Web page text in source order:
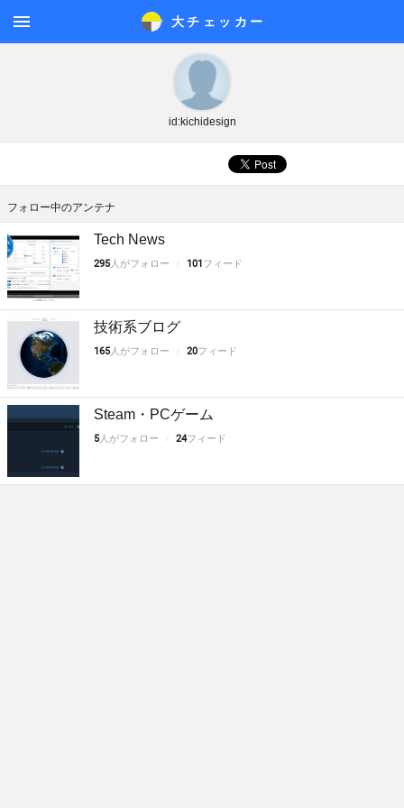
大チェッカ ー
メニ
id:kichidesign
フォロー中のアンテナ
Tech News
295人がフォロー 101フィード
技術系ブログ
165人がフォロー 20フィード
Steam・PCゲーム
5人がフォロー 24フィード